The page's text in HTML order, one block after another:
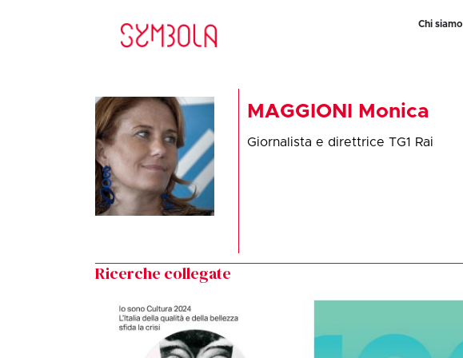
Chi siamo
MAGGIONI Monica
Giornalista e direttrice TG1 Rai
Ricerche collegate